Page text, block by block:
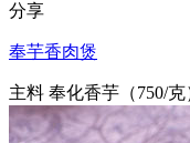
分享
奉芋香肉煲
主料 奉化香芋（750/